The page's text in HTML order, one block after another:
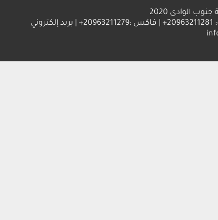
الوادى 2020
العنوان : جامعة جنوب الوادي 83523 قنا - جمهورية مصر العربية | ت: 20963211281+ | فاكس :20963211279+ | بريد إلكتروني